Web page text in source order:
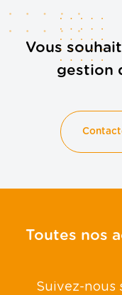
Vous
gestion
Toutes nos
Suivez-nous